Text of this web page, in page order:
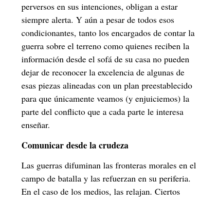
perversos en sus intenciones, obligan a estar
siempre alerta. Y aún a pesar de todos esos
condicionantes, tanto los encargados de contar la
guerra sobre el terreno como quienes reciben la
información desde el sofá de su casa no pueden
dejar de reconocer la excelencia de algunas de
esas piezas alineadas con un plan preestablecido
para que únicamente veamos (y enjuiciemos) la
parte del conflicto que a cada parte le interesa
enseñar.
Comunicar desde la crudeza
Las guerras difuminan las fronteras morales en el
campo de batalla y las refuerzan en su periferia.
En el caso de los medios, las relajan. Ciertos